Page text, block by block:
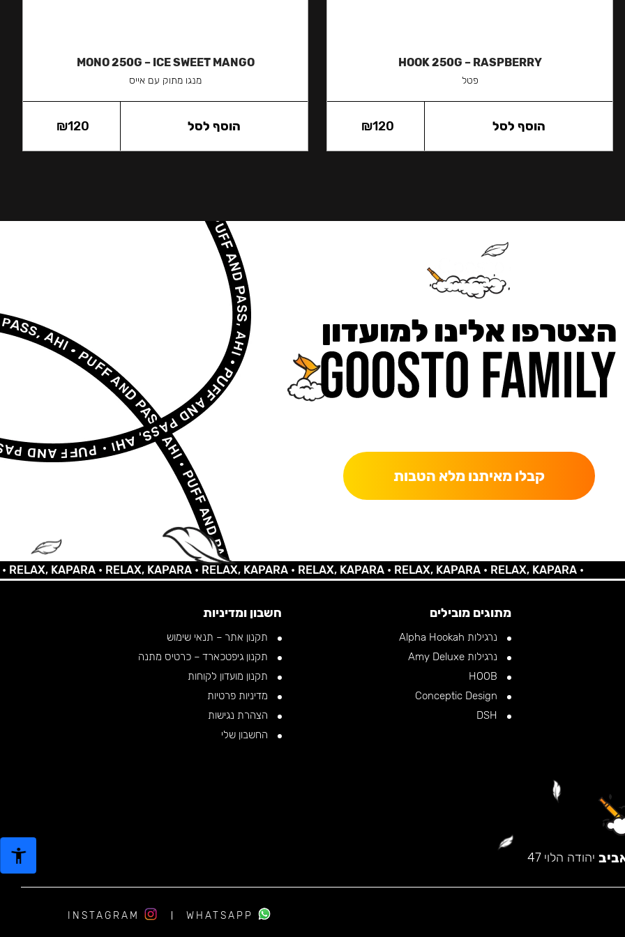
HOOK 250G – RASPBERRY
פטל
₪120 הוסף לסל
MONO 250G – ICE SWEET MANGO
מנגו מתוק עם אייס
₪120 הוסף לסל
הצטרפו אלינו למועדון
קבלו מאיתנו מלא הטבות
KAPARA •RELAX, KAPARA •RELAX, KAPARA •RELAX, KAPARA •RELAX, KAPARA •RELAX, KAPARA •
מתוגים מובילים
נרגילות Alpha Hookah
נרגילות Amy Deluxe
חשבון ומדיניות
תקנון אתר – תנאי שימוש
תקנון גיפטכארד – כרטיס מתנה
תקנון מועדון לקוחות
מדיניות פרטיות
הצהרת נגישות
החשבון שלי
יהודה הלוי 47
WHATSAPP
INSTAGRAM